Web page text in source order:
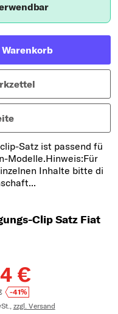
Satz ist passend fü
Modelle.Hinweis:Für
Inhalte bitte di
Clip Satz Fiat
€
-41%
zzgl. Versand